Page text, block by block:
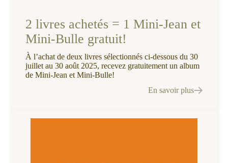
2 livres achetés = 1 Mini-Jean et
Mini-Bulle gratuit!
À l’achat de deux livres sélectionnés ci-dessous du 30
juillet au 30 août 2025, recevez gratuitement un album
de Mini-Jean et Mini-Bulle!
En savoir plus